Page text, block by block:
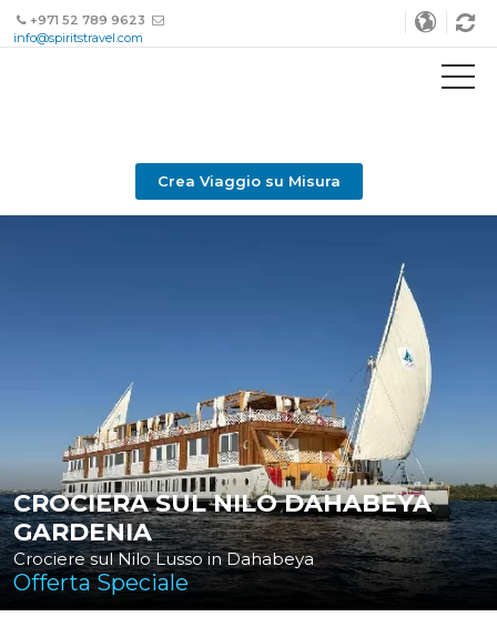
+971 52 789 9623
info@spiritstravel.com
Crea Viaggio su Misura
CROCIERA SUL NILO DAHABEYA
GARDENIA
Crociere sul Nilo Lusso in Dahabeya
Offerta Speciale